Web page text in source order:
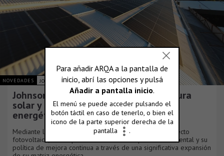
NOVEDADES JOHNSON ACERO S.A.
Johnson Acero duplica su infraestructura
solar y consolida su plan de eficiencia
energética
Mediante la culminación de una nueva fase de su proyecto
fotovoltaico, la compañía reafirma su compromiso ambiental y su
política de mejora continua a través de una significativa expansión